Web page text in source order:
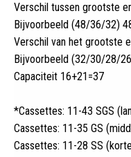
Verschil tussen grootste
Bijvoorbeeld (48/36/32)
Verschil van het grootste
Bijvoorbeeld (32/30/28/
Capaciteit 16+21=37
*Cassettes: 11-43 SGS
Cassettes: 11-35 GS
Cassettes: 11-28 SS